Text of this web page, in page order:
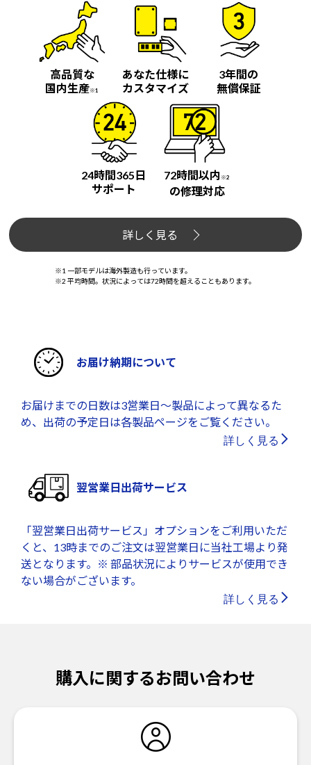
高品質な
国内生産※1
あなた仕様に
カスタマイズ
3年間の
無償保証
24時間365日
サポート
72時間以内 ※2
の修理対応
詳しく見る
※1 一部モデルは海外製造も行っています。
※2 平均時間。状況によっては72時間を超えることもあります。
お届け納期について
お届けまでの日数は3営業日～製品によって異なるた
め、出荷の予定日は各製品ページをご覧ください。
詳しく見る
翌営業日出荷サービス
「翌営業日出荷サービス」オプションをご利用いただ
くと、13時までのご注文は翌営業日に当社工場より発
送となります。※ 部品状況によりサービスが使用でき
ない場合がございます。
詳しく見る
購入に関するお問い合わせ